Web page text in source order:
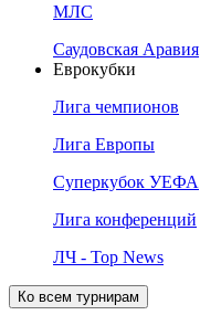
МЛС
Саудовская Аравия
Еврокубки
Лига чемпионов
Лига Европы
Суперкубок УЕФА
Лига конференций
ЛЧ - Top News
Ко всем турнирам